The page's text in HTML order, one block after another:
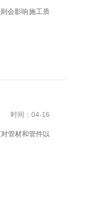
会影响施工质
时间：04-16
管材和管件以